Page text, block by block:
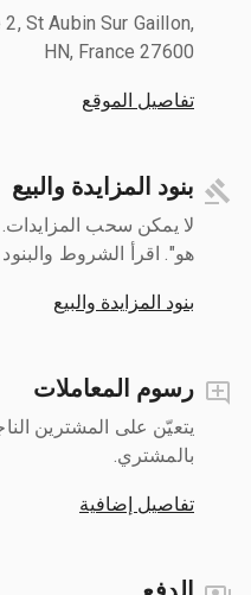
St Aubin Sur Gaillon,
HN, France 27600
تفاصيل الموقع
بنود المزايدة والبيع
لا يمكن سحب المزايدات.
هو". اقرأ الشروط
بنود المزايدة والبيع
رسوم المعاملات
يتعيّن على المشترين
بالمشتري.
تفاصيل إضافية